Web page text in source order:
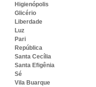
Higienópolis
Glicério
Liberdade
Luz
Pari
República
Santa Cecília
Santa Efigênia
Sé
Vila Buarque